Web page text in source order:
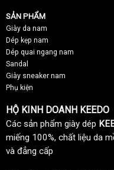
SẢN PHẨM
Giày da nam
Dép kẹp nam
Dép quai ngang nam
Sandal
Giày sneaker nam
Phụ kiện
HỘ KINH DOANH KEEDO
Các sản phẩm giày dép
miếng 100%, chất liệu da
và đẳng cấp